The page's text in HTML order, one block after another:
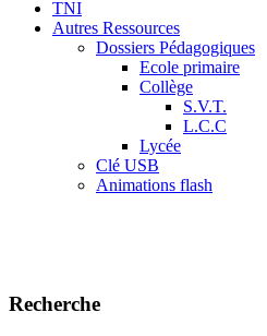
TNI
Autres Ressources
Dossiers Pédagogiques
Ecole primaire
Collège
S.V.T.
L.C.C
Lycée
Clé USB
Animations flash
Recherche